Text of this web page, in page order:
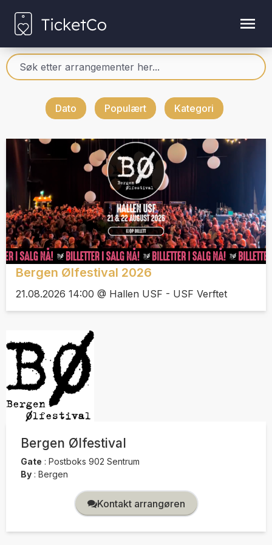
Dato Populært Kategori
Bergen Ølfestival 2026
21.08.2026 14:00 @ Hallen USF - USF Verftet
Bergen Ølfestival
Gate : Postboks 902 Sentrum
By : Bergen
Kontakt arrangøren